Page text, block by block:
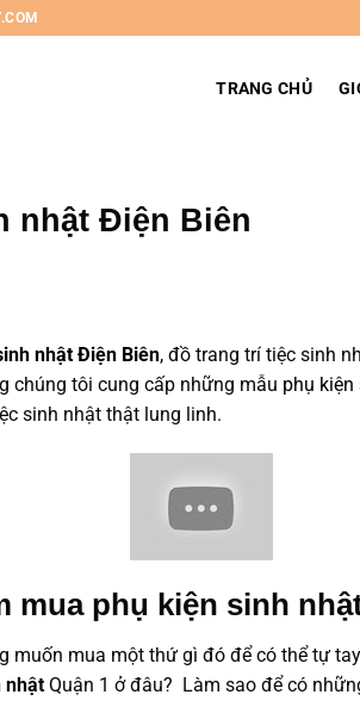
TRANG CHỦ
nhật Điện Biên
nhật Điện Biên, đồ trang trí tiệc sinh
chúng tôi cung cấp những mẫu phụ
sinh nhật thật lung linh.
mua phụ kiện sinh
muốn mua một thứ gì đó để có thể tự
nhật Quận 1 ở đâu? Làm sao để có